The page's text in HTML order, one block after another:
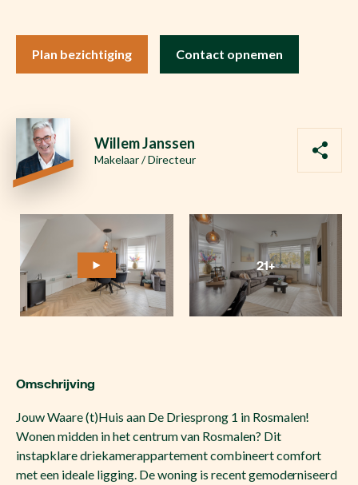
Plan bezichtiging Contact opnemen
Willem Janssen
Makelaar / Directeur
21+
Omschrijving
Jouw Waare (t)Huis aan De Driesprong 1 in Rosmalen!
Wonen midden in het centrum van Rosmalen? Dit
instapklare driekamerappartement combineert comfort
met een ideale ligging. De woning is recent gemoderniseerd